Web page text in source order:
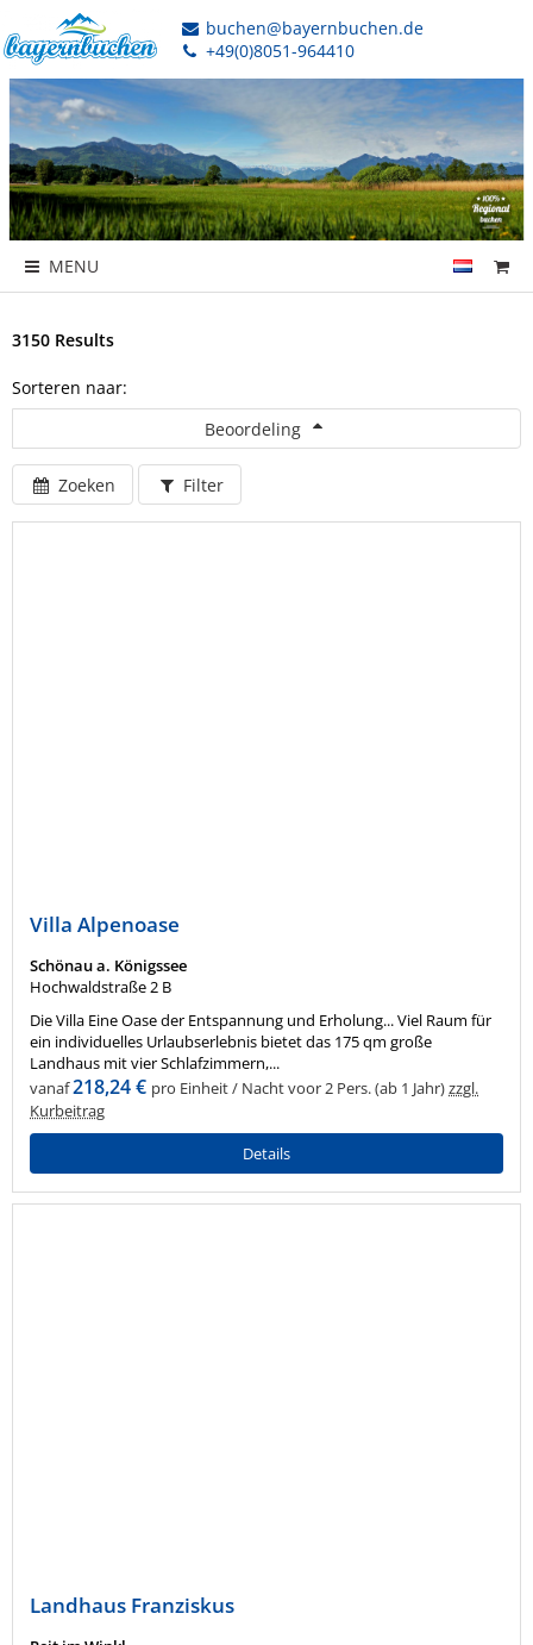
buchen@bayernbuchen.de
+49(0)8051-964410
MENU
3150 Results
Sorteren naar:
Beoordeling
Zoeken Filter
Villa Alpenoase
Schönau a. Königssee
Hochwaldstraße 2 B
Die Villa Eine Oase der Entspannung und Erholung... Viel Raum für
ein individuelles Urlaubserlebnis bietet das 175 qm große
Landhaus mit vier Schlafzimmern,...
vanaf218,24 € pro Einheit / Nacht voor 2 Pers. (ab 1 Jahr)zzgl.
Kurbeitrag
Details
Landhaus Franziskus